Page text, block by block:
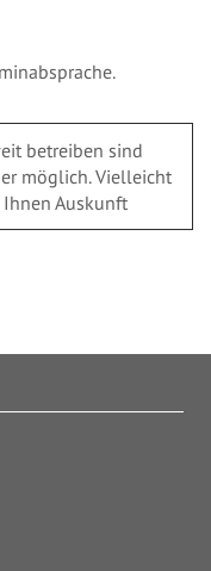
betreiben sind
möglich. Vielleicht
Auskunft